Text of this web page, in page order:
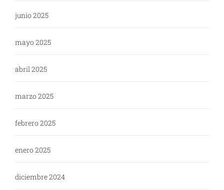
junio 2025
mayo 2025
abril 2025
marzo 2025
febrero 2025
enero 2025
diciembre 2024